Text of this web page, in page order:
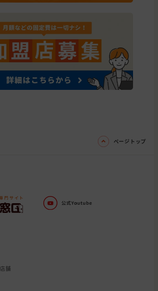
ページトップ
舗